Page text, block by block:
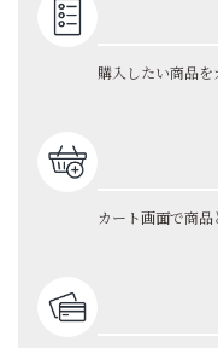
購入したい商品を
カート画面で商品